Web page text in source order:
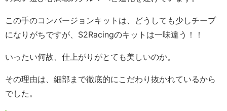
この手のコンバージョンキットは、どうしても少しチープ
になりがちですが、S2Racingのキットは一味違う！！
いったい何故、仕上がりがとても美しいのか。
その理由は、細部まで徹底的にこだわり抜かれているから
でした。